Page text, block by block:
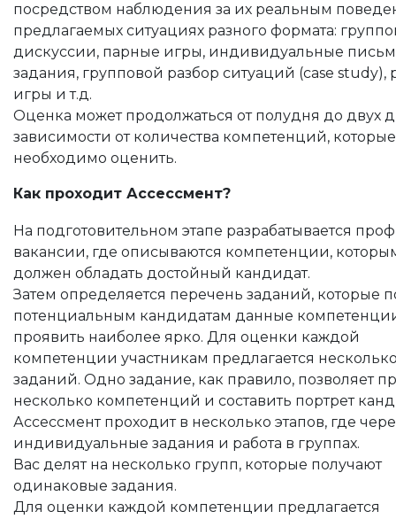
посредством наблюдения за их реальным
предлагаемых ситуациях разного формата:
дискуссии, парные игры, индивидуальные
задания, групповой разбор ситуаций (case study),
игры и т.д.
Оценка может продолжаться от полудня до двух
зависимости от количества компетенций, которые
необходимо оценить.
Как проходит Ассессмент?
На подготовительном этапе разрабатывается
вакансии, где описываются компетенции,
должен обладать достойный кандидат.
Затем определяется перечень заданий, которые
потенциальным кандидатам данные
проявить наиболее ярко. Для оценки каждой
компетенции участникам предлагается
заданий. Одно задание, как правило, позволяет
несколько компетенций и составить портрет
Ассессмент проходит в несколько этапов, где
индивидуальные задания и работа в группах.
Вас делят на несколько групп, которые получают
одинаковые задания.
Для оценки каждой компетенции предлагается